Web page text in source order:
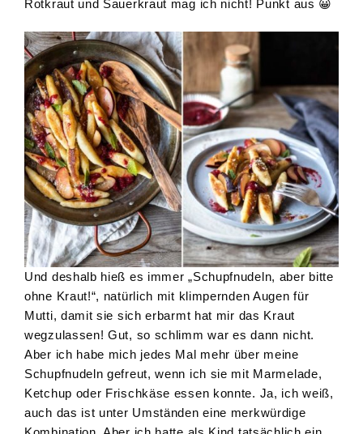
Rotkraut und Sauerkraut mag ich nicht! Punkt aus 😀
Und deshalb hieß es immer „Schupfnudeln, aber bitte
ohne Kraut!“, natürlich mit klimpernden Augen für
Mutti, damit sie sich erbarmt hat mir das Kraut
wegzulassen! Gut, so schlimm war es dann nicht.
Aber ich habe mich jedes Mal mehr über meine
Schupfnudeln gefreut, wenn ich sie mit Marmelade,
Ketchup oder Frischkäse essen konnte. Ja, ich weiß,
auch das ist unter Umständen eine merkwürdige